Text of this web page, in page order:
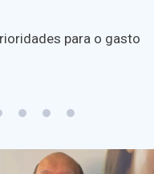
para o gasto